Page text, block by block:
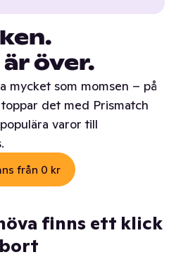
över.
mycket som momsen – på
det med Prismatch
varor till
från 0 kr
finns ett klick
bort